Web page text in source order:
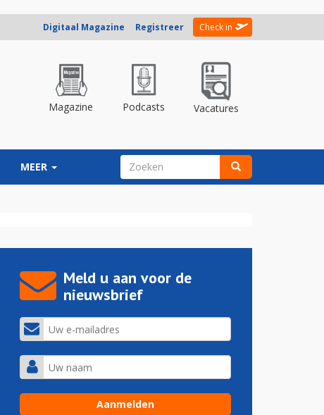
Digitaal Magazine Registreer Check in
Magazine Podcasts Vacatures
MEER ZOEKVELD
Meld u aan voor de
nieuwsbrief